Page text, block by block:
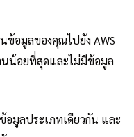
ข้อมูลของคุณไปยัง AWS
นน้อยที่สุดและไม่มีข้อมูล
มูลประเภทเดียวกัน และ